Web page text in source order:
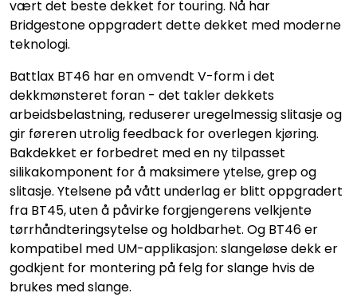
vært det beste dekket for touring. Nå har
Bridgestone oppgradert dette dekket med moderne
teknologi.
Battlax BT46 har en omvendt V-form i det
dekkmønsteret foran - det takler dekkets
arbeidsbelastning, reduserer uregelmessig slitasje og
gir føreren utrolig feedback for overlegen kjøring.
Bakdekket er forbedret med en ny tilpasset
silikakomponent for å maksimere ytelse, grep og
slitasje. Ytelsene på vått underlag er blitt oppgradert
fra BT45, uten å påvirke forgjengerens velkjente
tørrhåndteringsytelse og holdbarhet. Og BT46 er
kompatibel med UM-applikasjon: slangeløse dekk er
godkjent for montering på felg for slange hvis de
brukes med slange.